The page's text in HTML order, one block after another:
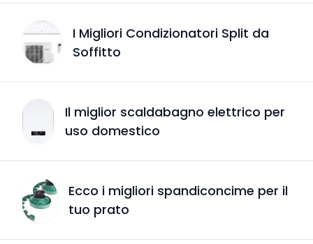
I Migliori Condizionatori Split da
Soffitto
Il miglior scaldabagno elettrico per
uso domestico
Ecco i migliori spandiconcime per il
tuo prato